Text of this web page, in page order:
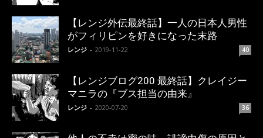
【レンジ外伝最終話】一人の日本人男性
がフィリピンを好きになった末路
レンジ - 2019-11-22 40
【レンジブログ200 最終話】クレイジー
マニラの『ブス担当の由来』
レンジ - 2020-07-20 36